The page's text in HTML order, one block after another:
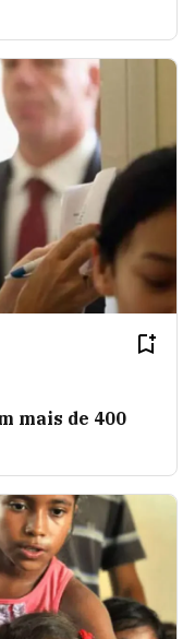
mais de 400